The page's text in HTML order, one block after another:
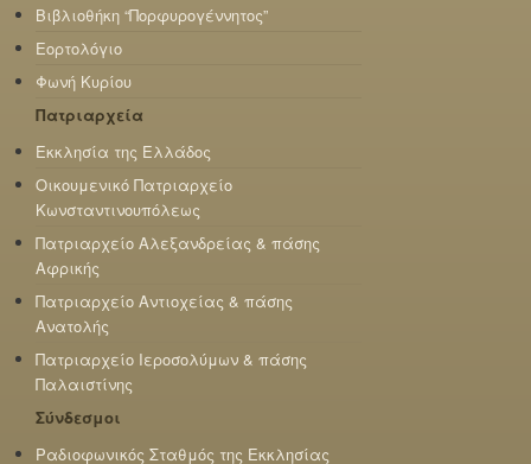
Βιβλιοθήκη “Πορφυρογέννητος”
Εορτολόγιο
Φωνή Κυρίου
Πατριαρχεία
Εκκλησία της Ελλάδος
Οικουμενικό Πατριαρχείο
Κωνσταντινουπόλεως
Πατριαρχείο Αλεξανδρείας & πάσης
Αφρικής
Πατριαρχείο Αντιοχείας & πάσης
Ανατολής
Πατριαρχείο Ιεροσολύμων & πάσης
Παλαιστίνης
Σύνδεσμοι
Ραδιοφωνικός Σταθμός της Εκκλησίας